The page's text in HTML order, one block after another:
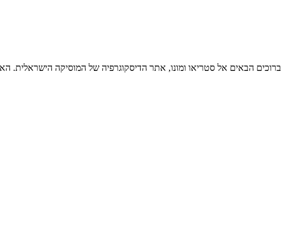
ברוכים הבאים אל סטריאו ומונו, אתר הדיסקוגרפיה של המוסיקה